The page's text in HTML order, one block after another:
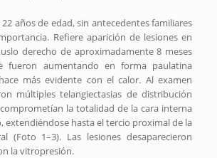
años de edad, sin antecedentes familiares
Refiere aparición de lesiones en
derecho de aproximadamente 8 meses
fueron aumentando en forma paulatina
más evidente con el calor. Al examen
múltiples telangiectasias de distribución
la totalidad de la cara interna
extendiéndose hasta el tercio proximal de la
(Foto 1–3). Las lesiones desaparecieron
la vitropresión.